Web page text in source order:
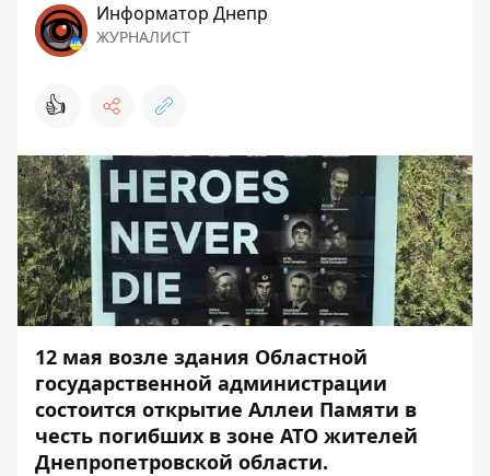
Информатор Днепр
ЖУРНАЛИСТ
👍
12 мая возле здания Областной
государственной администрации
состоится открытие Аллеи Памяти в
честь погибших в зоне АТО жителей
Днепропетровской области.